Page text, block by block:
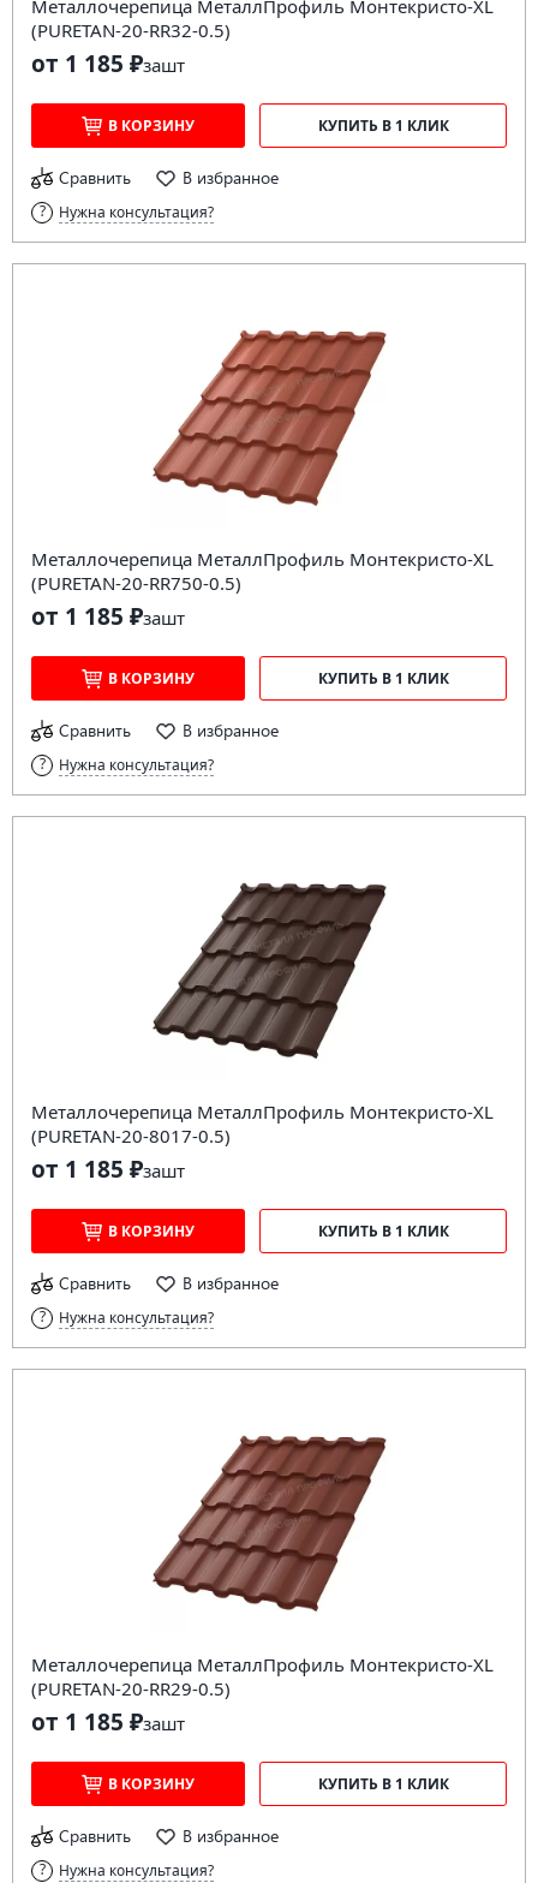
Металлочерепица МеталлПрофиль Монтекристо-XL
(PURETAN-20-RR32-0.5)
от 1 185 ₽зашт
В КОРЗИНУ КУПИТЬ В 1 КЛИК
Сравнить В избранное
Нужна консультация?
Металлочерепица МеталлПрофиль Монтекристо-XL
(PURETAN-20-RR750-0.5)
от 1 185 ₽зашт
В КОРЗИНУ КУПИТЬ В 1 КЛИК
Сравнить В избранное
Нужна консультация?
Металлочерепица МеталлПрофиль Монтекристо-XL
(PURETAN-20-8017-0.5)
от 1 185 ₽зашт
В КОРЗИНУ КУПИТЬ В 1 КЛИК
Сравнить В избранное
Нужна консультация?
Металлочерепица МеталлПрофиль Монтекристо-XL
(PURETAN-20-RR29-0.5)
от 1 185 ₽зашт
В КОРЗИНУ КУПИТЬ В 1 КЛИК
Сравнить В избранное
Нужна консультация?